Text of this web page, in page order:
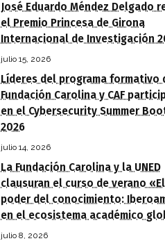
José Eduardo Méndez Delgado
el Premio Princesa de Girona
Internacional de Investigación
julio 15, 2026
Líderes del programa formativo
Fundación Carolina y CAF
en el Cybersecurity Summer
2026
julio 14, 2026
La Fundación Carolina y la UNED
clausuran el curso de verano «El
poder del conocimiento:
en el ecosistema académico
julio 8, 2026